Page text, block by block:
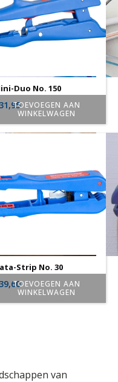
TOEVOEGEN AAN
WINKELWAGEN
Duo No. 150
31,95
TOEVOEGEN AAN
WINKELWAGEN
Strip No. 30
39,60
van